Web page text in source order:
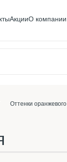
АкцииО компании
Оттенки оранжевого